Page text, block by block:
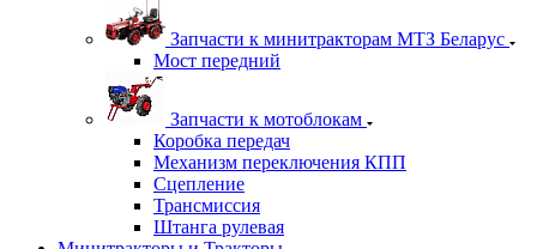
Запчасти к минитракторам МТЗ Беларус
Мост передний
Запчасти к мотоблокам
Коробка передач
Механизм переключения КПП
Сцепление
Трансмиссия
Штанга рулевая